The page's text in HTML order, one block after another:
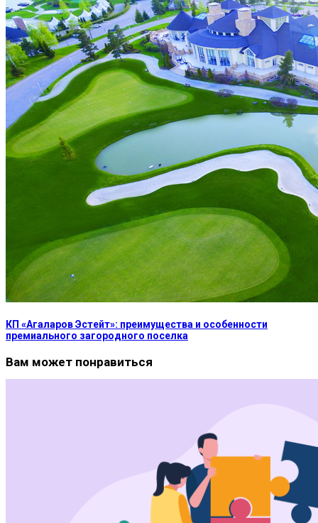
КП «Агаларов Эстейт»: преимущества и особенности
премиального загородного поселка
Вам может понравиться